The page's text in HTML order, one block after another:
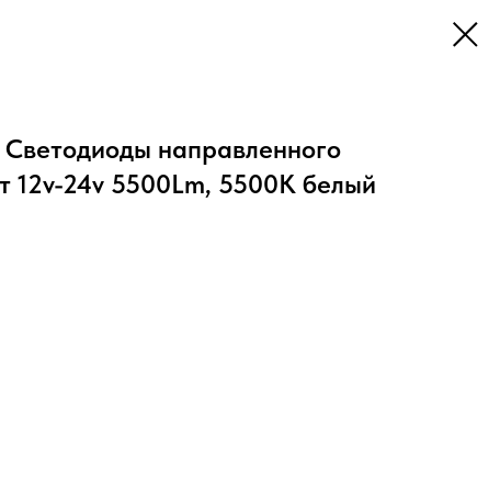
Светодиоды направленного
12v-24v 5500Lm, 5500K белый